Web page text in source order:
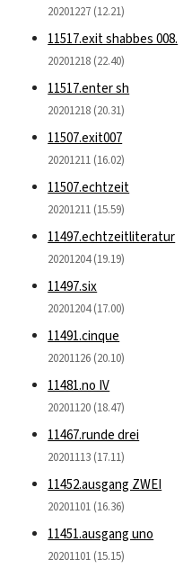
20201227 (12.21)
11517.exit shabbes 008.
20201218 (22.40)
11517.enter sh
20201218 (20.31)
11507.exit007
20201211 (16.02)
11507.echtzeit
20201211 (15.59)
11497.echtzeitliteratur
20201204 (19.19)
11497.six
20201204 (17.00)
11491.cinque
20201126 (20.10)
11481.no IV
20201120 (18.47)
11467.runde drei
20201113 (17.11)
11452.ausgang ZWEI
20201101 (16.36)
11451.ausgang uno
20201101 (15.15)